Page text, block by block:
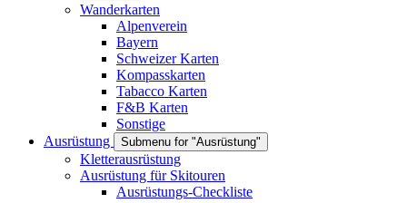
Wanderkarten
Alpenverein
Bayern
Schweizer Karten
Kompasskarten
Tabacco Karten
F&B Karten
Sonstige
Ausrüstung
Submenu for "Ausrüstung"
Kletterausrüstung
Ausrüstung für Skitouren
Ausrüstungs-Checkliste